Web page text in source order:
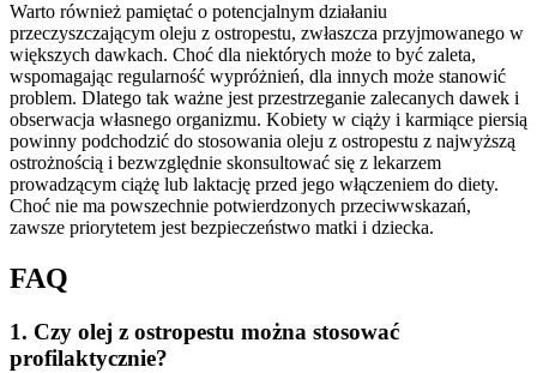
Warto również pamiętać o potencjalnym działaniu
przeczyszczającym oleju z ostropestu, zwłaszcza przyjmowanego w
większych dawkach. Choć dla niektórych może to być zaleta,
wspomagając regularność wypróżnień, dla innych może stanowić
problem. Dlatego tak ważne jest przestrzeganie zalecanych dawek i
obserwacja własnego organizmu. Kobiety w ciąży i karmiące piersią
powinny podchodzić do stosowania oleju z ostropestu z najwyższą
ostrożnością i bezwzględnie skonsultować się z lekarzem
prowadzącym ciążę lub laktację przed jego włączeniem do diety.
Choć nie ma powszechnie potwierdzonych przeciwwskazań,
zawsze priorytetem jest bezpieczeństwo matki i dziecka.
FAQ
1. Czy olej z ostropestu można stosować
profilaktycznie?